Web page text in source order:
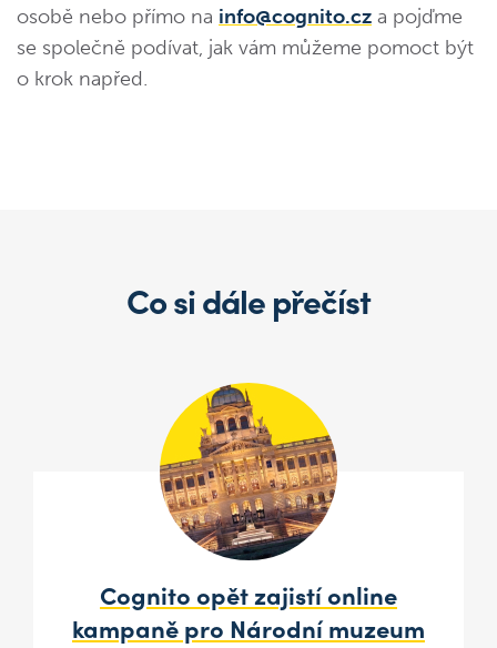
osobě nebo přímo na info@cognito.cz a pojďme
se společně podívat, jak vám můžeme pomoct být
o krok napřed.
Co si dále přečíst
Cognito opět zajistí online
kampaně pro Národní muzeum